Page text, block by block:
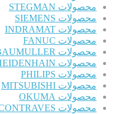
محصولات STEGMAN
محصولات SIEMENS
محصولات INDRAMAT
محصولات FANUC
محصولات BAUMULLER
محصولات HEIDENHAIN
محصولات PHILIPS
محصولات MITSUBISHI
محصولات OKUMA
محصولات CONTRAVES